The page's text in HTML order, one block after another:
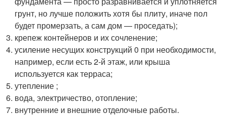
грунт, но лучше положить хотя бы плиту, иначе пол
будет промерзать, а сам дом — проседать);
крепеж контейнеров и их сочленение;
усиление несущих конструкций 0 при необходимости,
например, если есть 2-й этаж, или крыша
используется как терраса;
утепление ;
вода, электричество, отопление;
внутренние и внешние отделочные работы.